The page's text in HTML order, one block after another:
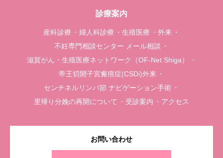
診療案内
産科診療 婦人科診療 生殖医療
外来
不妊専門相談センター メール相談
滋賀がん・生殖医療ネットワーク（OF-Net Shiga）
帝王切開子宮瘢痕症(CSDi)外来
センチネルリンパ節 ナビゲーション手術
里帰り分娩の再開について
受診案内 アクセス
お問い合わせ